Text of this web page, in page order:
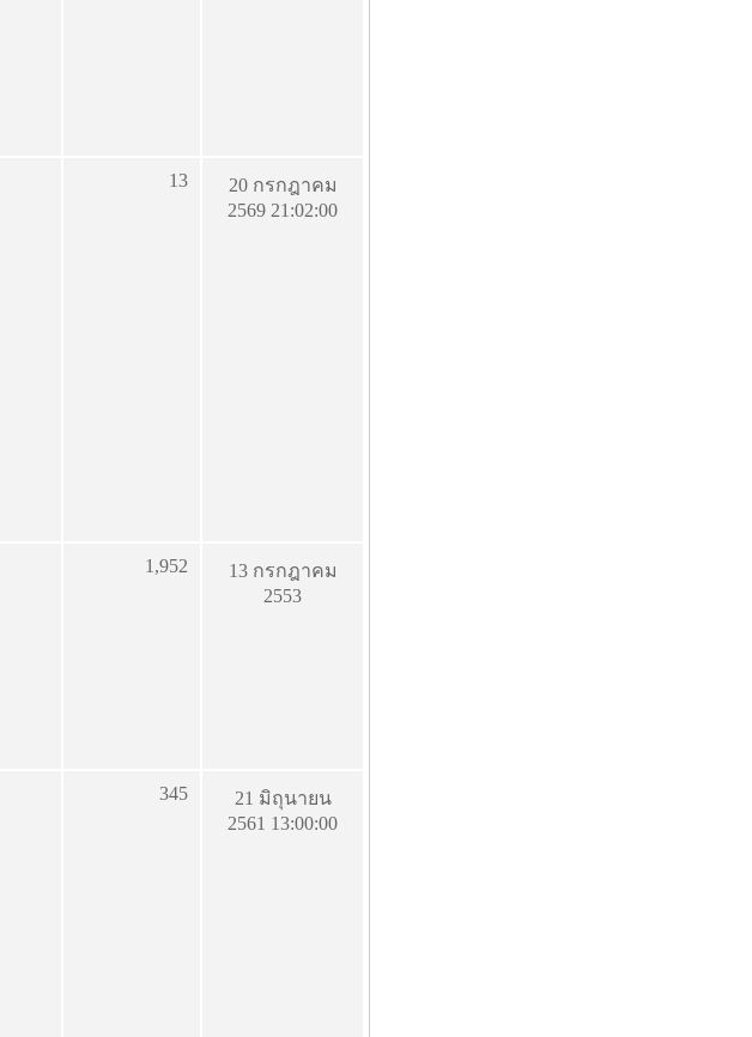
13
20 กรกฎาคม
2569 21:02:00
1,952
13 กรกฎาคม
2553
345
21 มิถุนายน
2561 13:00:00